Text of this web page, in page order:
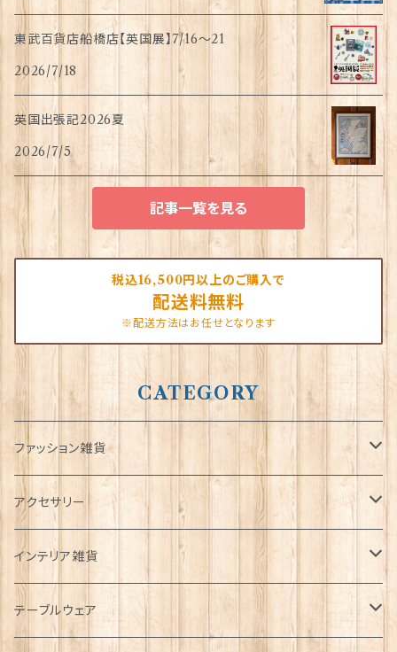
東武百貨店船橋店【英国展】7/16～21
2026/7/18
英国出張記2026夏
2026/7/5
記事一覧を見る
税込16,500円以上のご購入で
配送料無料
※配送方法はお任せとなります
CATEGORY
ファッション雑貨
タータンネクタイ
帽子
キャップ
Tシャツ
アクセサリー
ORTAK
ブローチ
インテリア雑貨
インテリア置物
テーブルウェア